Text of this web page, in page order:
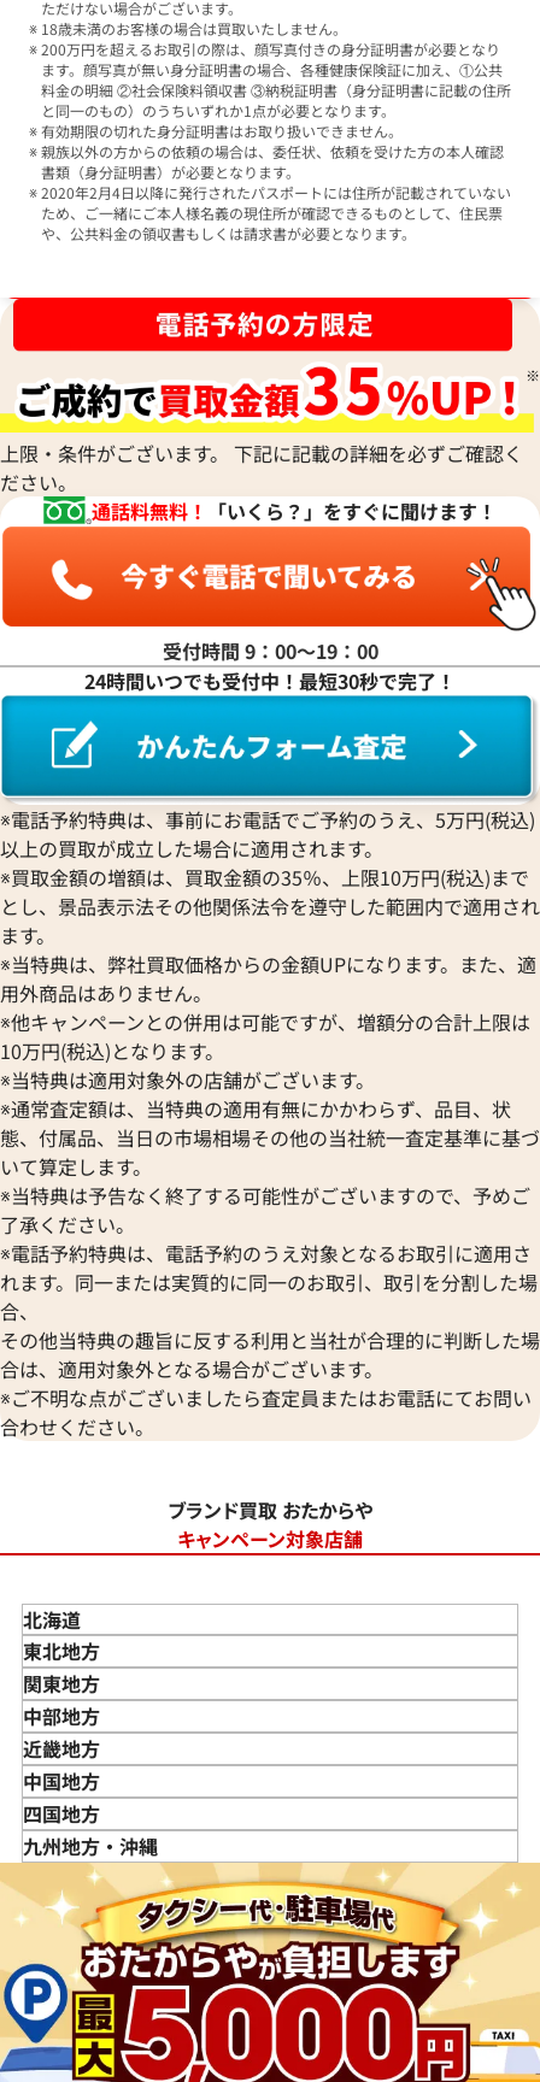
ただけない場合がございます。
18歳未満のお客様の場合は買取いたしません。
200万円を超えるお取引の際は、顔写真付きの身分証明書が必要となり
ます。顔写真が無い身分証明書の場合、各種健康保険証に加え、①公共
料金の明細 ②社会保険料領収書 ③納税証明書（身分証明書に記載の住所
と同一のもの）のうちいずれか1点が必要となります。
有効期限の切れた身分証明書はお取り扱いできません。
親族以外の方からの依頼の場合は、委任状、依頼を受けた方の本人確認
書類（身分証明書）が必要となります。
2020年2月4日以降に発行されたパスポートには住所が記載されていない
ため、ご一緒にご本人様名義の現住所が確認できるものとして、住民票
や、公共料金の領収書もしくは請求書が必要となります。
上限・条件がございます。 下記に記載の詳細を必ずご確認く
ださい。
通話料無料！
「いくら？」をすぐに聞けます！
受付時間 9：00〜19：00
24時間いつでも受付中！最短30秒で完了！
※電話予約特典は、事前にお電話でご予約のうえ、5万円(税込)
以上の買取が成立した場合に適用されます。
※買取金額の増額は、買取金額の35％、上限10万円(税込)まで
とし、景品表示法その他関係法令を遵守した範囲内で適用され
ます。
※当特典は、弊社買取価格からの金額UPになります。また、適
用外商品はありません。
※他キャンペーンとの併用は可能ですが、増額分の合計上限は
10万円(税込)となります。
※当特典は適用対象外の店舗がございます。
※通常査定額は、当特典の適用有無にかかわらず、品目、状
態、付属品、当日の市場相場その他の当社統一査定基準に基づ
いて算定します。
※当特典は予告なく終了する可能性がございますので、予めご
了承ください。
※電話予約特典は、電話予約のうえ対象となるお取引に適用さ
れます。同一または実質的に同一のお取引、取引を分割した場
合、
その他当特典の趣旨に反する利用と当社が合理的に判断した場
合は、適用対象外となる場合がございます。
※ご不明な点がございましたら査定員またはお電話にてお問い
合わせください。
ブランド買取 おたからや
キャンペーン対象店舗
北海道
東北地方
青森県
岩手県
宮城県
秋田県
山形県
福島県
関東地方
東京都
神奈川県
埼玉県
千葉県
茨城県
栃木県
群馬県
中部地方
新潟県
富山県
石川県
山梨県
長野県
岐阜県
静岡県
愛知県
近畿地方
三重県
滋賀県
京都府
兵庫県
奈良県
和歌山県
中国地方
鳥取県
島根県
広島県
山口県
四国地方
徳島県
愛媛県
九州地方・沖縄
佐賀県
長崎県
熊本県
大分県
宮崎県
鹿児島県